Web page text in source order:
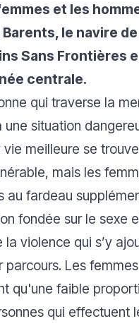
et les
Barents, le navire
Sans Frontières
centrale.
qui traverse la
une situation
meilleure se
mais les
au fardeau
fondée sur le sexe
la violence qui s’y
parcours. Les
qu'une faible
qui effectuent